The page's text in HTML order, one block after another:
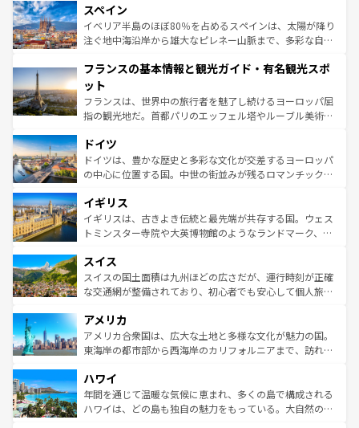
ろん、トスカーナの美しい田園風景やアマルフィ海岸の絶
景など、自然景観も見逃せない。観光の合間には、本場の
ピザやパスタなど、絶品のイタリア料理を堪能することも
ませてくれるイタリアで、忘れられない旅をしてみよう！
なお、新着のイタリア情報は
しい。
スペイン
イベリア半島のほぼ80％を占めるスペインは、太陽が降り
注ぐ地中海沿岸から雄大なピレネー山脈まで、多彩な自然
文化が根付くこの国では、情熱的なフラメンコ、熱気あふ
れる闘牛、そして美味しいタパスが生活の一部となってい
る。首都マドリードの洗練された雰囲気や、バルセロナの
アートに溢れた街角から、地方では古代ローマ遺跡や中世
せる。地方によって風土や気候が異なるスペインはその個
性で訪れる人を魅了する。 なお、新着のスペイン情報は コ
ンテンツ一覧を参照してほしい。
フランスの基本情報と観光ガイド・有名観光スポ
ット
フランスは、世界中の旅行者を魅了し続けるヨーロッパ屈
指の観光地だ。首都パリのエッフェル塔やルーブル美術館
で、幅広い魅力が詰まっている。華麗な宮殿、歴史的な大
聖堂、美しいビーチ、そして豊かな自然が、訪れる者を心
から魅了する。また、フランスは美食の国としても知ら
いる。シャンパンの発祥地であるランス、プロヴァンスの
香り高いラベンダー畑など、多彩な楽しみ方が可能だ。さ
らに、パリ以外の地域にも魅力が溢れており、どの街角に
れる地方に足を運ぶとそれぞれで全く異なる文化を体験で
きるだろう。 なお、新着のフランス情報はコンテンツ一覧
を参照してほしい。
ドイツ
ドイツは、豊かな歴史と多彩な文化が交差するヨーロッパ
の中心に位置する国。中世の街並みが残るロマンチック街
顔を持つこの国は、どこを歩いても飽きることがない。ベ
ルリンの文化的活気、バイエルン州のアルプスの絶景、そ
してライン川沿いのワイン畑といった風景は必見。ビール
は、お酒好きな人にはぜひ体験してほしい。 なお、新着の
ドイツ情報はコンテンツ一覧を参照してほしい。
イギリス
イギリスは、古きよき伝統と最先端が共存する国。ウェス
トミンスター寺院や大英博物館のようなランドマーク、歴
リアごとに異なる魅力がある。また、優雅なアフタヌーン
ティー、ビール好きにはたまらない英国パブ、サッカー観
戦など、本場だからこそできる体験も豊富。イギリスを旅
ンツ一覧を参照してほしい。
スイス
スイスの国土面積は九州ほどの広さだが、運行時刻が正確
な交通網が整備されており、初心者でも安心して個人旅行
の建物がそのまま残る町や、スイスならではのユニークな
博物館もあり、アルプス観光だけでなく町歩きも満喫する
ことができる。国民の所得が高いため物価も高いが、旅行
ば市内交通費無料で観光を楽しむこともできる。 なお、新
着のスイス情報はコンテンツ一覧 を参照してほしい。
アメリカ
アメリカ合衆国は、広大な土地と多様な文化が魅力の国。
東海岸の都市部から西海岸のカリフォルニアまで、訪れる
のような巨大都市は、観光、ショッピング、エンターテイ
ンメントが詰まった刺激的なスポットだ。一方、アメリカ
西部には大自然が広がり、グランドキャニオンやイエロー
ハワイ
年間を通じて温暖な気候に恵まれ、多くの島で構成される
ハワイは、どの島も独自の魅力をもっている。大自然の神